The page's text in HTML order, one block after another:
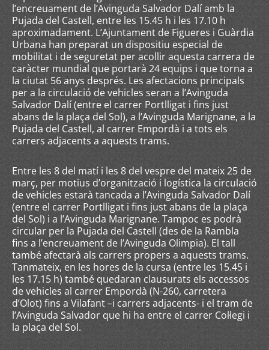
l’encreuament de l’Avinguda Salvador Dalí amb la
Pujada del Castell, entre les 15.45 h i les 17.10 h
aproximadament. L’Ajuntament de Figueres i Guàrdia
Urbana han preparat un dispositiu especial de
mobilitat i de seguretat per acollir aquesta carrera de
caràcter mundial que portarà 24 equips i que torna a
la ciutat 56 anys després. Les afectacions principals
per a la circulació de vehicles seran a l’Avinguda
Salvador Dalí (entre el carrer Portlligat i fins just
abans de la plaça del Sol), a l’Avinguda Marignane, a la
Pujada del Castell, al carrer Empordà i a tots els
carrers adjacents a aquests trams.
Entre les 8 del matí i les 8 del vespre del mateix 25 de
març, per motius d’organització i logística la circulació
de vehicles estarà tancada a l’Avinguda Salvador Dalí
(entre el carrer Portlligat i fins just abans de la plaça
del Sol) i a l’Avinguda Marignane. Tampoc es podrà
circular per la Pujada del Castell (des de la Rambla
fins a l’encreuament de l’Avinguda Olimpia). El tall
també afectarà als carrers propers a aquests trams.
Tanmateix, en les hores de la cursa (entre les 15.45 i
les 17.15 h) també quedaran clausurats els accessos
de vehicles al carrer Empordà (N-260, carretera
d’Olot) fins a Vilafant –i carrers adjacents- i el tram de
l’Avinguda Salvador que hi ha entre el carrer Col·legi i
la plaça del Sol.